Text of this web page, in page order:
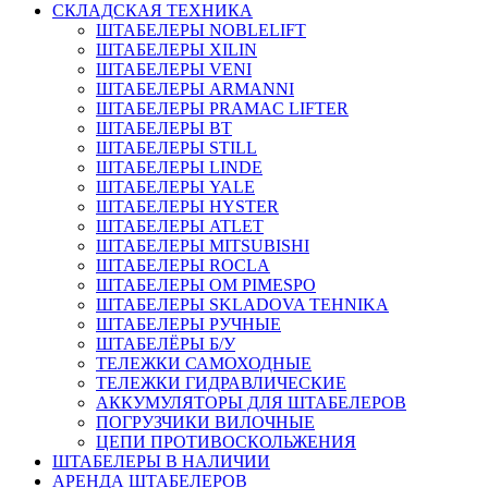
СКЛАДСКАЯ ТЕХНИКА
ШТАБЕЛЕРЫ NOBLELIFT
ШТАБЕЛЕРЫ XILIN
ШТАБЕЛЕРЫ VENI
ШТАБЕЛЕРЫ ARMANNI
ШТАБЕЛЕРЫ PRAMAC LIFTER
ШТАБЕЛЕРЫ BT
ШТАБЕЛЕРЫ STILL
ШТАБЕЛЕРЫ LINDE
ШТАБЕЛЕРЫ YALE
ШТАБЕЛЕРЫ HYSTER
ШТАБЕЛЕРЫ ATLET
ШТАБЕЛЕРЫ MITSUBISHI
ШТАБЕЛЕРЫ ROCLA
ШТАБЕЛЕРЫ OM PIMESPO
ШТАБЕЛЕРЫ SKLADOVA TEHNIKA
ШТАБЕЛЕРЫ РУЧНЫЕ
ШТАБЕЛЁРЫ Б/У
ТЕЛЕЖКИ САМОХОДНЫЕ
ТЕЛЕЖКИ ГИДРАВЛИЧЕСКИЕ
АККУМУЛЯТОРЫ ДЛЯ ШТАБЕЛЕРОВ
ПОГРУЗЧИКИ ВИЛОЧНЫЕ
ЦЕПИ ПРОТИВОСКОЛЬЖЕНИЯ
ШТАБЕЛЕРЫ В НАЛИЧИИ
АРЕНДА ШТАБЕЛЕРОВ